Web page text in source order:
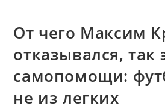
​От чего Максим
отказывался, так
самопомощи:
не из легких